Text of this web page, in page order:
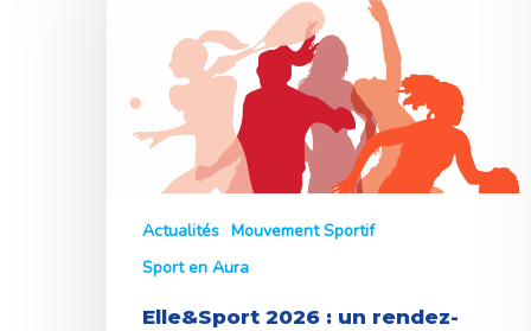
pour
les
femmes
engagées
Actualités Mouvement Sportif
Sport en Aura
Elle&Sport 2026 : un rendez-